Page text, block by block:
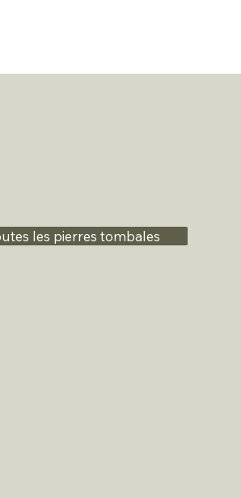
les pierres tombales